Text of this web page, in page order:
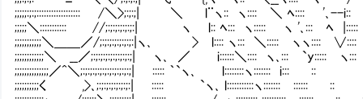
;;;;;:;:;:::::::::::::::::: /＼>;:;:;| ＼ l¨ヽ:: ヽ:::: ＼ ﾍ:::: '､--
;;;;;＼::::::::::: //;:;:;:;:;:;:| ヽ l:: ﾍ::: ヽ::::: ヽ '､::: ﾍ
;;;;;;;;;;;＼＿＿／/;:;:;:;:;:;:;:|ヽ､ > l:::: ヽ::: ＼::::: ヽ
;;;;;;;;;;;;＼ __／;:;:;:;:;:;:;:;:;|
;;;;;;;;;;;;;;／^＼;:;:;:;:;:;:;:;:;:;:;| ::::: ｀`ヽ､ l::::::::ヽ
;;;;;;;;;;く ,>､;:;:;:;:;:;:;:| ::::: `ヽ､ l:::::::::::ヽ:::::::